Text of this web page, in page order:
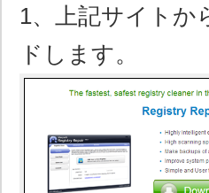
1、上記サイトか
ドします。